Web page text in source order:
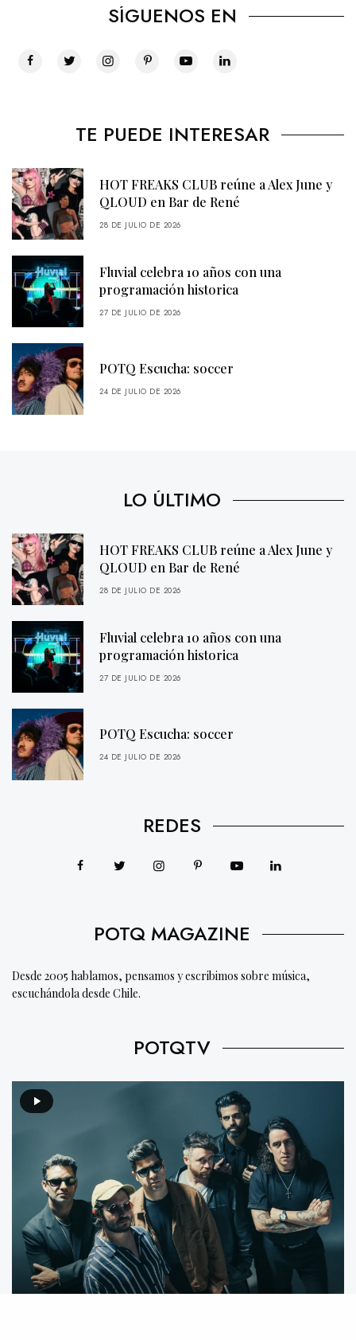
SÍGUENOS EN
TE PUEDE INTERESAR
HOT FREAKS CLUB reúne a Alex June y
QLOUD en Bar de René
28 DE JULIO DE 2026
Fluvial celebra 10 años con una
programación historica
27 DE JULIO DE 2026
POTQ Escucha: soccer
24 DE JULIO DE 2026
LO ÚLTIMO
HOT FREAKS CLUB reúne a Alex June y
QLOUD en Bar de René
28 DE JULIO DE 2026
Fluvial celebra 10 años con una
programación historica
27 DE JULIO DE 2026
POTQ Escucha: soccer
24 DE JULIO DE 2026
REDES
POTQ MAGAZINE
Desde 2005 hablamos, pensamos y escribimos sobre música,
escuchándola desde Chile.
POTQTV